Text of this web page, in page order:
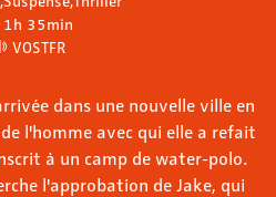
1h 35min
VOSTFR
dans une nouvelle ville en
l'homme avec qui elle a refait
à un camp de water-polo.
l'approbation de Jake, qui